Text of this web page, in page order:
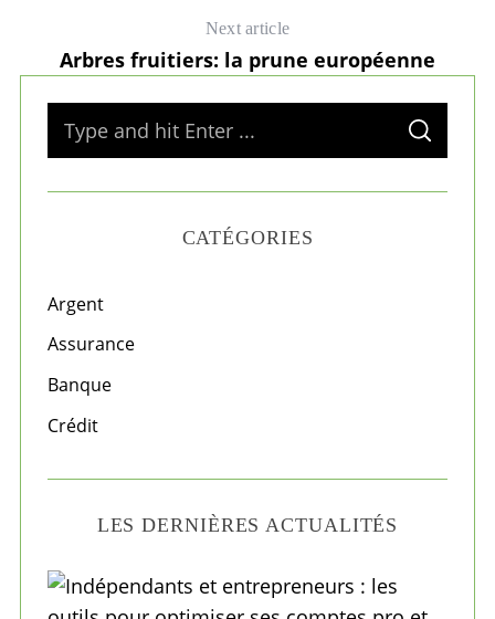
Next article
Arbres fruitiers: la prune européenne
f
o
:
S
A
C
CATÉGORIES
Argent
Assurance
Banque
Crédit
LES DERNIÈRES ACTUALITÉS